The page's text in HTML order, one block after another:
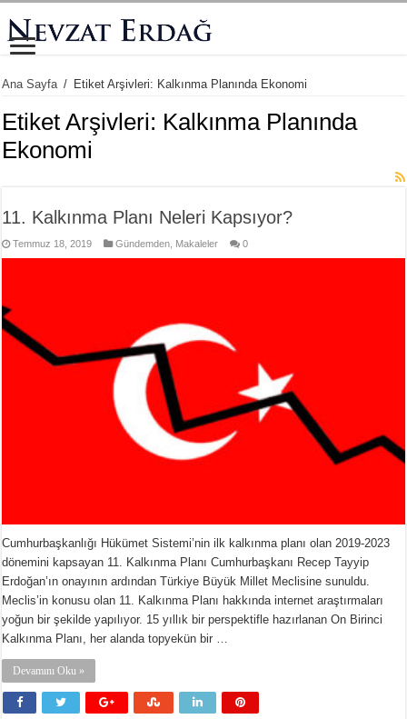
Ana Sayfa / Etiket Arşivleri: Kalkınma Planında Ekonomi
Etiket Arşivleri: Kalkınma Planında
Ekonomi
11. Kalkınma Planı Neleri Kapsıyor?
Temmuz 18, 2019 Gündemden Makaleler 0
Cumhurbaşkanlığı Hükümet Sistemi’nin ilk kalkınma planı olan 2019-2023
dönemini kapsayan 11. Kalkınma Planı Cumhurbaşkanı Recep Tayyip
Erdoğan’ın onayının ardından Türkiye Büyük Millet Meclisine sunuldu.
Meclis’in konusu olan 11. Kalkınma Planı hakkında internet araştırmaları
yoğun bir şekilde yapılıyor. 15 yıllık bir perspektifle hazırlanan On Birinci
Kalkınma Planı, her alanda topyekün bir …
Devamını Oku »